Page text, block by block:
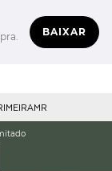
BAIXAR